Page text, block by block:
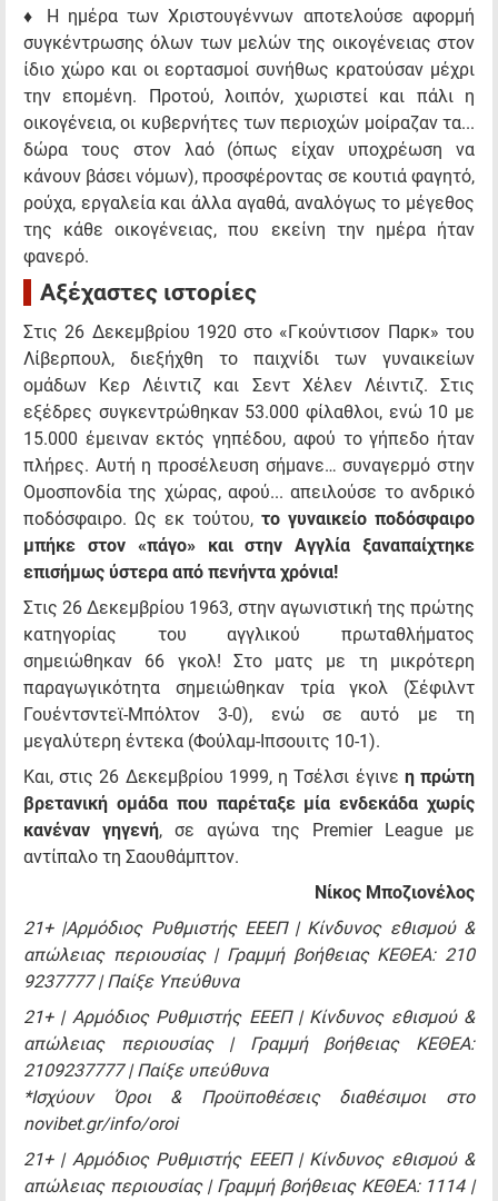
♦ Η ημέρα των Χριστουγέννων αποτελούσε αφορμή
συγκέντρωσης όλων των μελών της οικογένειας στον
ίδιο χώρο και οι εορτασμοί συνήθως κρατούσαν μέχρι
την επομένη. Προτού, λοιπόν, χωριστεί και πάλι η
οικογένεια, οι κυβερνήτες των περιοχών μοίραζαν τα...
δώρα τους στον λαό (όπως είχαν υποχρέωση να
κάνουν βάσει νόμων), προσφέροντας σε κουτιά φαγητό,
ρούχα, εργαλεία και άλλα αγαθά, αναλόγως το μέγεθος
της κάθε οικογένειας, που εκείνη την ημέρα ήταν
φανερό.
Αξέχαστες ιστορίες
Στις 26 Δεκεμβρίου 1920 στο «Γκούντισον Παρκ» του
Λίβερπουλ, διεξήχθη το παιχνίδι των γυναικείων
ομάδων Κερ Λέιντιζ και Σεντ Χέλεν Λέιντιζ. Στις
εξέδρες συγκεντρώθηκαν 53.000 φίλαθλοι, ενώ 10 με
15.000 έμειναν εκτός γηπέδου, αφού το γήπεδο ήταν
πλήρες. Αυτή η προσέλευση σήμανε… συναγερμό στην
Ομοσπονδία της χώρας, αφού... απειλούσε το ανδρικό
ποδόσφαιρο. Ως εκ τούτου, το γυναικείο ποδόσφαιρο
μπήκε στον «πάγο» και στην Αγγλία ξαναπαίχτηκε
επισήμως ύστερα από πενήντα χρόνια!
Στις 26 Δεκεμβρίου 1963, στην αγωνιστική της πρώτης
κατηγορίας του αγγλικού πρωταθλήματος
σημειώθηκαν 66 γκολ! Στο ματς με τη μικρότερη
παραγωγικότητα σημειώθηκαν τρία γκολ (Σέφιλντ
Γουέντσντεϊ-Μπόλτον 3-0), ενώ σε αυτό με τη
μεγαλύτερη έντεκα (Φούλαμ-Ιπσουιτς 10-1).
Και, στις 26 Δεκεμβρίου 1999, η Τσέλσι έγινε η πρώτη
βρετανική ομάδα που παρέταξε μία ενδεκάδα χωρίς
κανέναν γηγενή, σε αγώνα της Premier League με
αντίπαλο τη Σαουθάμπτον.
Νίκος Μποζιονέλος
21+ |Αρμόδιος Ρυθμιστής ΕΕΕΠ | Κίνδυνος εθισμού &
απώλειας περιουσίας | Γραμμή βοήθειας ΚΕΘΕΑ: 210
9237777 | Παίξε Υπεύθυνα
21+ | Αρμόδιος Ρυθμιστής ΕΕΕΠ | Κίνδυνος εθισμού &
απώλειας περιουσίας | Γραμμή βοήθειας ΚΕΘΕΑ:
2109237777 | Παίξε υπεύθυνα
*Ισχύουν Όροι & Προϋποθέσεις διαθέσιμοι στο
novibet.gr/info/oroi
21+ | Αρμόδιος Ρυθμιστής ΕΕΕΠ | Κίνδυνος εθισμού &
απώλειας περιουσίας | Γραμμή βοήθειας ΚΕΘΕΑ: 1114 |